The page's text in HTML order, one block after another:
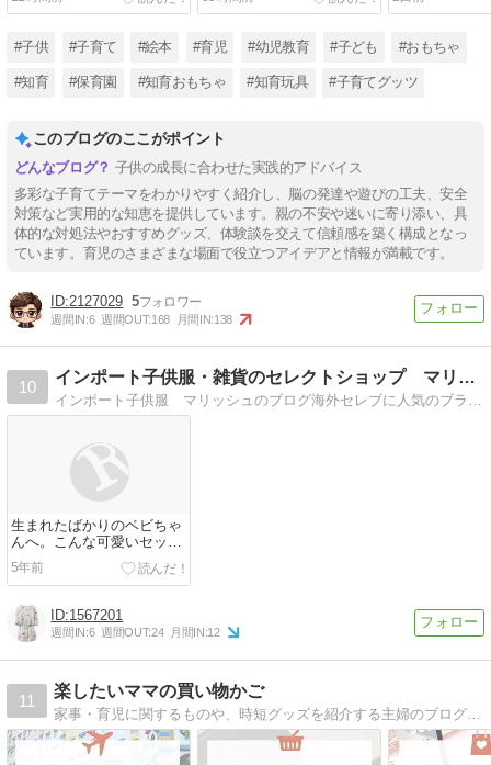
に書きます と「風」どっ
#子供 #子育て #絵本 #育児 #幼児教育 #子ども #おもちゃ
#知育 #保育園 #知育おもちゃ #知育玩具 #子育てグッツ
このブログのここがポイント
子供の成長に合わせた実践的アドバイス
多彩な子育てテーマをわかりやすく紹介し、脳の発達や遊びの工夫、安全
対策など実用的な知恵を提供しています。親の不安や迷いに寄り添い、具
体的な対処法やおすすめグッズ、体験談を交えて信頼感を築く構成となっ
ています。育児のさまざまな場面で役立つアイデアと情報が満載です。
2127029 5
週間IN:6 週間OUT:168 月間IN:138
10
インポート子供服・雑貨のセレクトショップ マリッシュ
インポート子供服 マリッシュのブログ海外セレブに人気のブランドやレアでかわいい物を世界中から集めています！
生まれたばかりのベビちゃ
んへ。こんな可愛いセット
のご注文です。イタリアの
ジャケットとアメ...
5年前
1567201
週間IN:6 週間OUT:24 月間IN:12
11
楽したいママの買い物かご
家事・育児に関するものや、時短グッズを紹介する主婦のブログです